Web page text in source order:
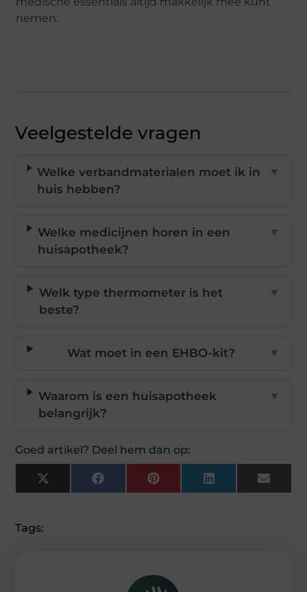
nemen.
Veelgestelde vragen
Welke verbandmaterialen moet ik in
huis hebben?
▼
Welke medicijnen horen in een
huisapotheek?
▼
Welk type thermometer is het
beste?
▼
Wat moet in een EHBO-kit? ▼
Waarom is een huisapotheek
belangrijk?
▼
Goed artikel? Deel hem dan op:
X
(Twitter)
FacebookPinterestLinkedInEmail
Tags: